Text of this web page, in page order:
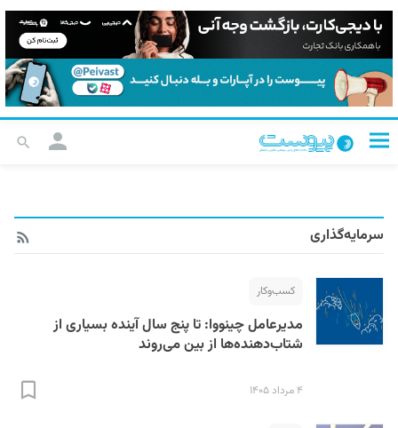
سرمایه‌گذاری
کسب‌و‌کار
مدیرعامل چینووا: تا پنج سال آینده بسیاری از
شتاب‌دهنده‌ها از بین می‌روند
۴ مرداد ۱۴۰۵